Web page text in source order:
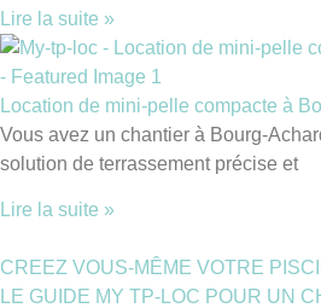
Lire la suite »
Location de mini-pelle compacte à
Vous avez un chantier à Bourg-
solution de terrassement précise et
Lire la suite »
CREEZ VOUS-MÊME VOTRE
LE GUIDE MY TP-LOC POUR UN